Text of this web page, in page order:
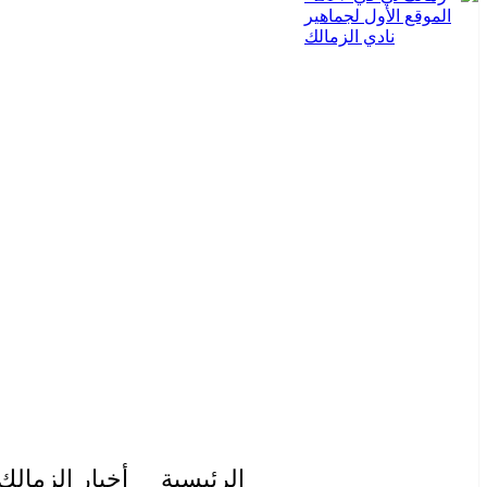
الرئيسية أخبار